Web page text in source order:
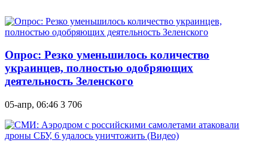
Опрос: Резко уменьшилось количество
украинцев, полностью одобряющих
деятельность Зеленского
05-апр, 06:46 3 706